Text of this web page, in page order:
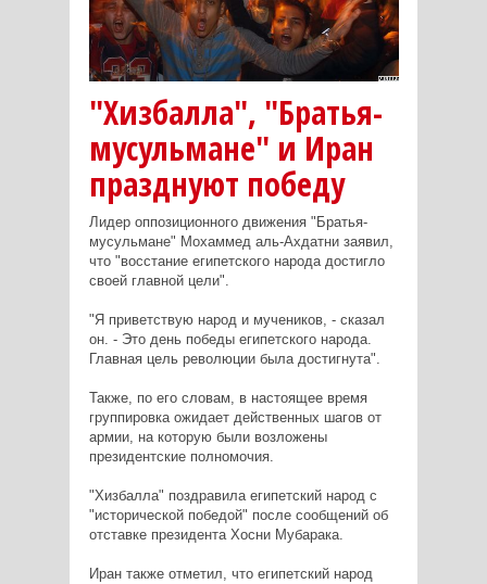
"Хизбалла", "Братья-
мусульмане" и Иран
празднуют победу
Лидер оппозиционного движения "Братья-
мусульмане" Мохаммед аль-Ахдатни заявил,
что "восстание египетского народа достигло
своей главной цели".
"Я приветствую народ и мучеников, - сказал
он. - Это день победы египетского народа.
Главная цель революции была достигнута".
Также, по его словам, в настоящее время
группировка ожидает действенных шагов от
армии, на которую были возложены
президентские полномочия.
"Хизбалла" поздравила египетский народ с
"исторической победой" после сообщений об
отставке президента Хосни Мубарака.
Иран также отметил, что египетский народ